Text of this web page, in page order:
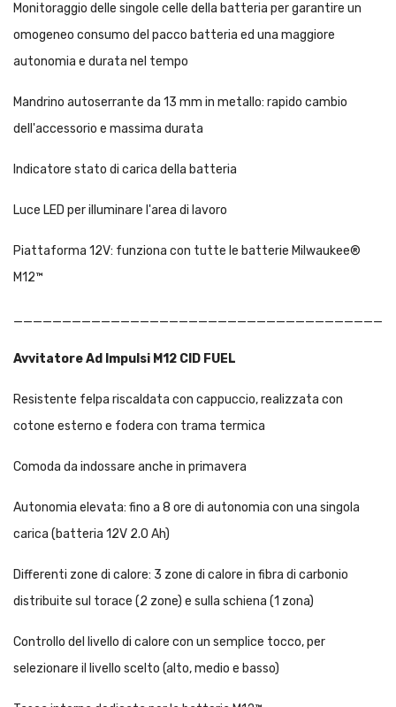
Monitoraggio delle singole celle della batteria per garantire un
omogeneo consumo del pacco batteria ed una maggiore
autonomia e durata nel tempo
Mandrino autoserrante da 13 mm in metallo: rapido cambio
dell'accessorio e massima durata
Indicatore stato di carica della batteria
Luce LED per illuminare l'area di lavoro
Piattaforma 12V: funziona con tutte le batterie Milwaukee®
M12™
Avvitatore Ad Impulsi M12 CID FUEL
Resistente felpa riscaldata con cappuccio, realizzata con
cotone esterno e fodera con trama termica
Comoda da indossare anche in primavera
Autonomia elevata: fino a 8 ore di autonomia con una singola
carica (batteria 12V 2.0 Ah)
Differenti zone di calore: 3 zone di calore in fibra di carbonio
distribuite sul torace (2 zone) e sulla schiena (1 zona)
Controllo del livello di calore con un semplice tocco, per
selezionare il livello scelto (alto, medio e basso)